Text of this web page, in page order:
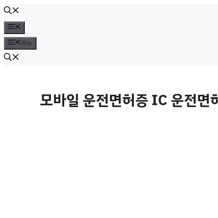
컨
텐
츠
로
뉴
메뉴
모바일 운전면허증 IC 운전면